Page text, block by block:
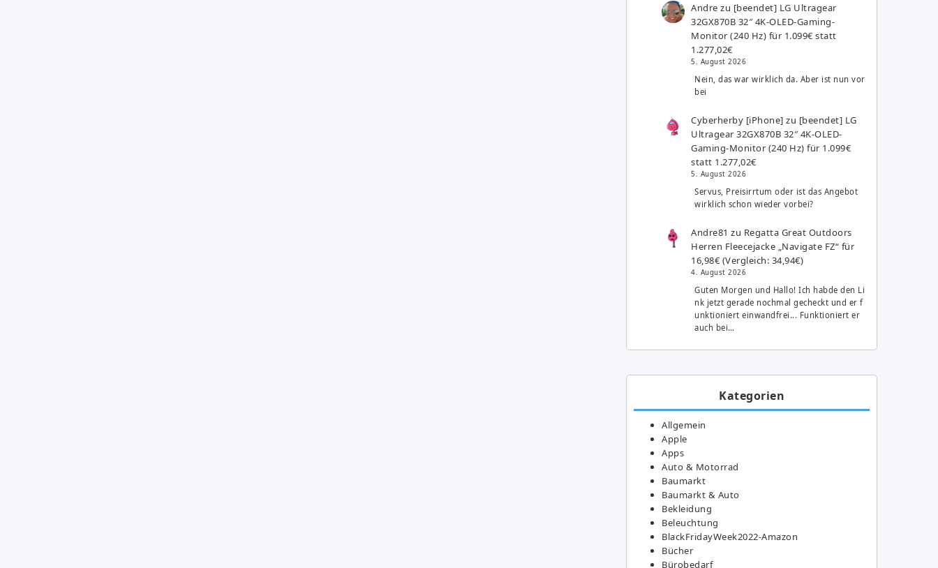
Andre zu [beendet] LG Ultragear
32GX870B 32″ 4K-OLED-Gaming-
Monitor (240 Hz) für 1.099€ statt
1.277,02€
5. August 2026
Nein, das war wirklich da. Aber ist nun vor
bei
Cyberherby [iPhone] zu [beendet] LG
Ultragear 32GX870B 32″ 4K-OLED-
Gaming-Monitor (240 Hz) für 1.099€
statt 1.277,02€
5. August 2026
Servus, Preisirrtum oder ist das Angebot
wirklich schon wieder vorbei?
Andre81 zu Regatta Great Outdoors
Herren Fleecejacke „Navigate FZ“ für
16,98€ (Vergleich: 34,94€)
4. August 2026
Guten Morgen und Hallo! Ich habde den Li
nk jetzt gerade nochmal gecheckt und er f
unktioniert einwandfrei... Funktioniert er
auch bei…
Kategorien
Allgemein
Apple
Apps
Auto & Motorrad
Baumarkt
Baumarkt & Auto
Bekleidung
Beleuchtung
BlackFridayWeek2022-Amazon
Bücher
Bürobedarf